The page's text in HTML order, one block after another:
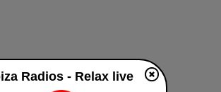
Radios - Relax live